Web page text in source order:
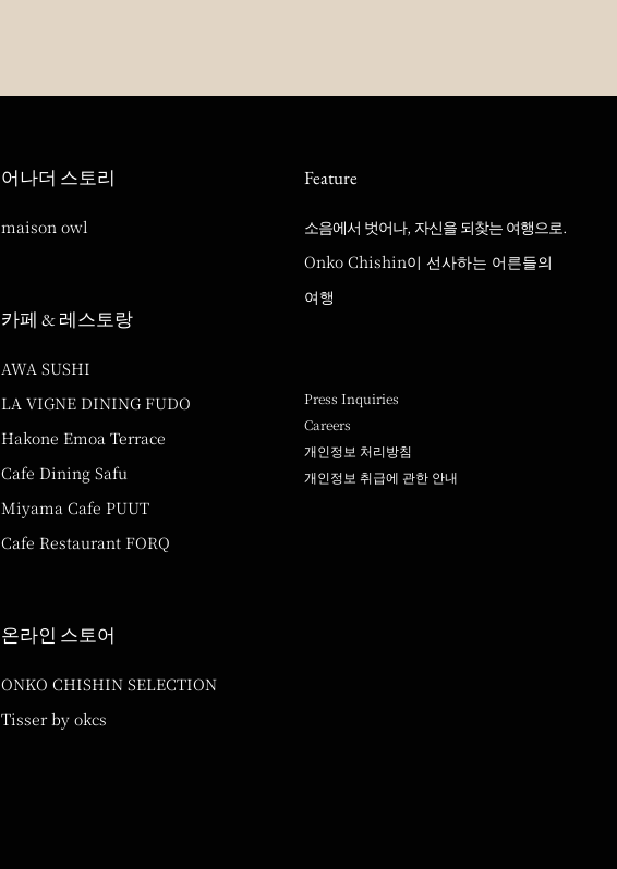
어나더 스토리
maison owl
카페 & 레스토랑
AWA SUSHI
LA VIGNE DINING FUDO
Hakone Emoa Terrace
Cafe Dining Safu
Miyama Cafe PUUT
Cafe Restaurant FORQ
온라인 스토어
ONKO CHISHIN SELECTION
Tisser by okcs
Feature
소음에서 벗어나, 자신을 되찾는 여행으로.
Onko Chishin이 선사하는 어른들의
여행
Press Inquiries
Careers
개인정보 처리방침
개인정보 취급에 관한 안내